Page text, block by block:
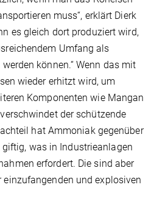
muss“, erklärt Dierk
es gleich dort produziert wird,
Umfang als
können.“ Wenn das mit
wieder erhitzt wird, um
Komponenten wie Mangan
der schützende
hat Ammoniak gegenüber
was in Industrieanlagen
erfordert. Die sind aber
und explosiven